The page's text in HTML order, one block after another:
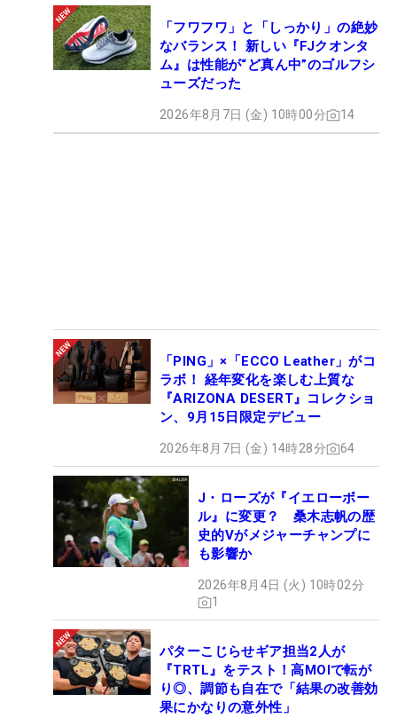
「フワフワ」と「しっかり」の絶妙
なバランス！ 新しい『FJクオンタ
ム』は性能が“ど真ん中”のゴルフシ
ューズだった
2026年8月7日 (金) 10時00分 14
「PING」×「ECCO Leather」がコ
ラボ！ 経年変化を楽しむ上質な
『ARIZONA DESERT』コレクショ
ン、9月15日限定デビュー
2026年8月7日 (金) 14時28分 64
J・ローズが『イエローボー
ル』に変更？ 桑木志帆の歴
史的Vがメジャーチャンプに
も影響か
2026年8月4日 (火) 10時02分
1
パターこじらせギア担当2人が
『TRTL』をテスト！高MOIで転が
り◎、調節も自在で「結果の改善効
果にかなりの意外性」